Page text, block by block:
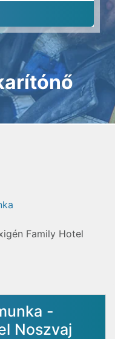
Family Hotel
-
Noszvaj